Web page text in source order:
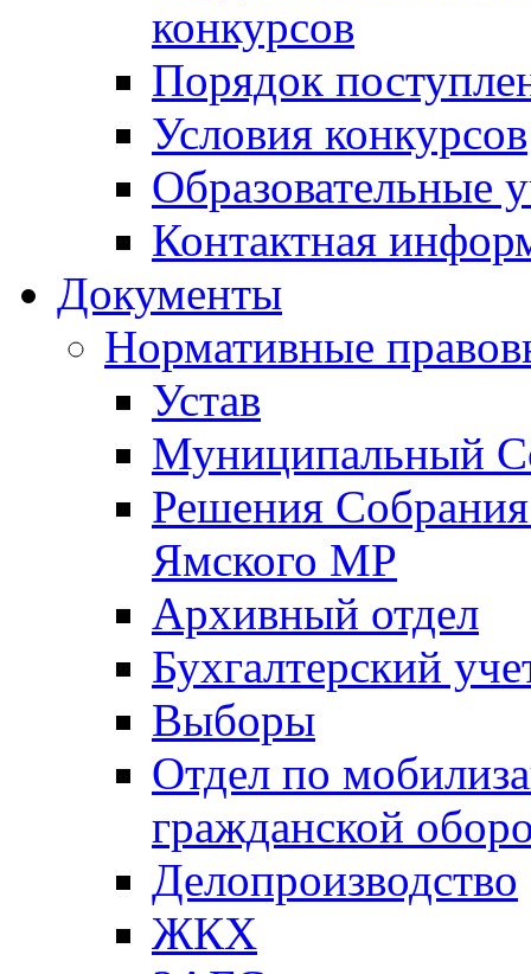
конкурсов
Порядок
Условия конкурсов
Образовательные
Контактная
Документы
Нормативные
Устав
Муниципальный
Решения
Ямского МР
Архивный отдел
Бухгалтерский
Выборы
Отдел по
гражданской
Делопроизводство
ЖКХ